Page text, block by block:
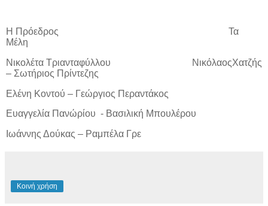
Η Πρόεδρος
Τα
Μέλη
Νικολέτα Τριανταφύλλου
ΝικόλαοςΧατζής
– Σωτήριος Πρίντεζης
Ελένη Κοντού – Γεώργιος Περαντάκος
Ευαγγελία Πανώρίου - Βασιλική Μπουλέρου
Ιωάννης Δούκας – Ραμπέλα Γρε
Κοινή χρήση